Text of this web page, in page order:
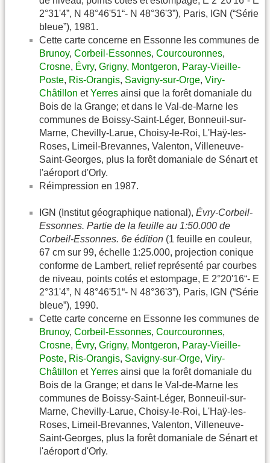
2°31'4”, N 48°46'51“- N 48°36'3”), Paris, IGN (“Série
bleue”), 1981.
Cette carte concerne en Essonne les communes de
Brunoy, Corbeil-Essonnes, Courcouronnes,
Crosne, Évry, Grigny, Montgeron, Paray-Vieille-
Poste, Ris-Orangis, Savigny-sur-Orge, Viry-
Châtillon etYerres ainsi que la forêt domaniale du
Bois de la Grange; et dans le Val-de-Marne les
communes de Boissy-Saint-Léger, Bonneuil-sur-
Marne, Chevilly-Larue, Choisy-le-Roi, L'Haÿ-les-
Roses, Limeil-Brevannes, Valenton, Villeneuve-
Saint-Georges, plus la forêt domaniale de Sénart et
l'aéroport d'Orly.
Réimpression en 1987.
IGN (Institut géographique national), Évry-Corbeil-
Essonnes. Partie de la feuille au 1:50.000 de
Corbeil-Essonnes. 6e édition (1 feuille en couleur,
67 cm sur 99, échelle 1:25.000, projection conique
conforme de Lambert, relief représenté par courbes
de niveau, points cotés et estompage, E 2°20'16“- E
2°31'4”, N 48°46'51“- N 48°36'3”), Paris, IGN (“Série
bleue”), 1990.
Cette carte concerne en Essonne les communes de
Brunoy, Corbeil-Essonnes, Courcouronnes,
Crosne, Évry, Grigny, Montgeron, Paray-Vieille-
Poste, Ris-Orangis, Savigny-sur-Orge, Viry-
Châtillon etYerres ainsi que la forêt domaniale du
Bois de la Grange; et dans le Val-de-Marne les
communes de Boissy-Saint-Léger, Bonneuil-sur-
Marne, Chevilly-Larue, Choisy-le-Roi, L'Haÿ-les-
Roses, Limeil-Brevannes, Valenton, Villeneuve-
Saint-Georges, plus la forêt domaniale de Sénart et
l'aéroport d'Orly.